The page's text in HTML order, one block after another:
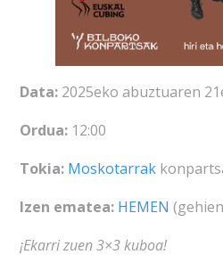
Data:2025eko abuztuaren
Ordua:12:00
Tokia: Moskotarrak
Izen ematea: HEMEN
¡Ekarri zuen 3×3 kuboa!